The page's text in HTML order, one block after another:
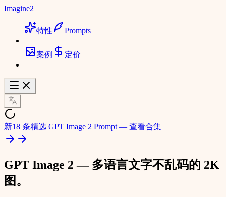
Imagine2
特性 Prompts
案例 定价
新18 条精选 GPT Image 2 Prompt — 查看合集
GPT Image 2 — 多语言文字不乱码的 2K
图。